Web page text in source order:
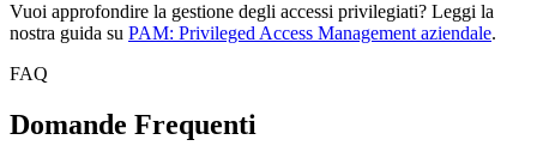
Vuoi approfondire la gestione degli accessi privilegiati? Leggi la
nostra guida su PAM: Privileged Access Management aziendale.
FAQ
Domande Frequenti